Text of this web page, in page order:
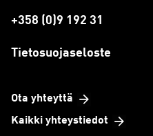
+358 (0)9 192 31
Tietosuojaseloste
Ota yhteyttä
Kaikki yhteystiedot